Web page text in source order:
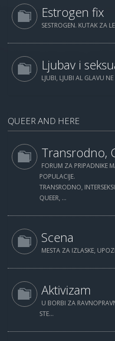
Estrogen fix
SESTROGEN. KUTAK ZA
Ljubav i
LJUBI, LJUBI AL GLAVU
QUEER AND HERE
Transrodno,
FORUM ZA PRIPADNIKE
POPULACIJE.
TRANSRODNO,
QUEER, ...
Scena
MESTA ZA IZLASKE,
Aktivizam
U BORBI ZA
STE...